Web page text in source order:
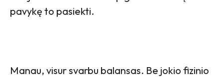
pavykę to pasiekti.
Manau, visur svarbu balansas. Be jokio fizinio